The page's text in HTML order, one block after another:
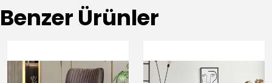
Benzer Ürünler